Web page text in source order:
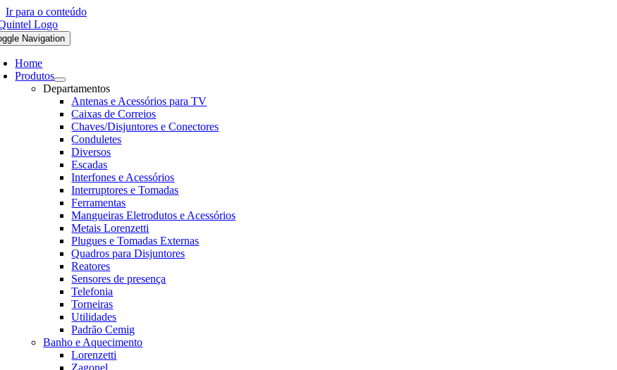
Ir para o conteúdo
Navigation
Home
Produtos
Departamentos
Antenas e Acessórios para TV
Caixas de Correios
Chaves/Disjuntores e Conectores
Conduletes
Diversos
Escadas
Interfones e Acessórios
Interruptores e Tomadas
Ferramentas
Mangueiras Eletrodutos e Acessórios
Metais Lorenzetti
Plugues e Tomadas Externas
Quadros para Disjuntores
Reatores
Sensores de presença
Telefonia
Torneiras
Utilidades
Padrão Cemig
Banho e Aquecimento
Lorenzetti
Zagonel